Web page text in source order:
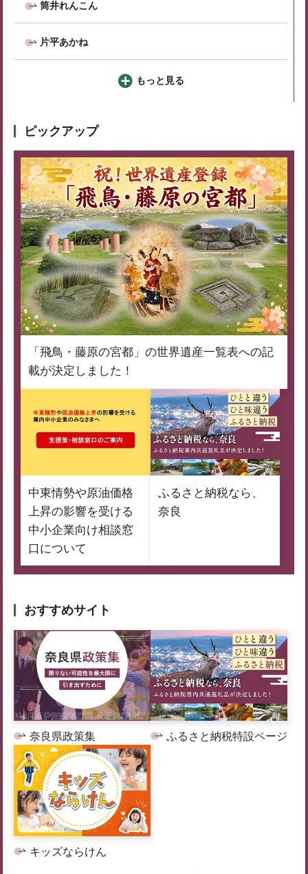
筒井れんこん
片平あかね
もっと見る
ピックアップ
「飛鳥・藤原の宮都」の世界遺産一覧表への記
載が決定しました！
中東情勢や原油価格
上昇の影響を受ける
中小企業向け相談窓
口について
ふるさと納税なら、
奈良
おすすめサイト
奈良県政策集 ふるさと納税特設ページ
キッズならけん